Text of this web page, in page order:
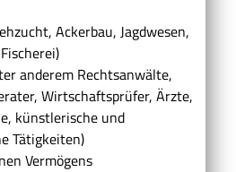
Ackerbau, Jagdwesen,
anderem Rechtsanwälte,
Wirtschaftsprüfer, Ärzte,
künstlerische und
Tätigkeiten)
Vermögens